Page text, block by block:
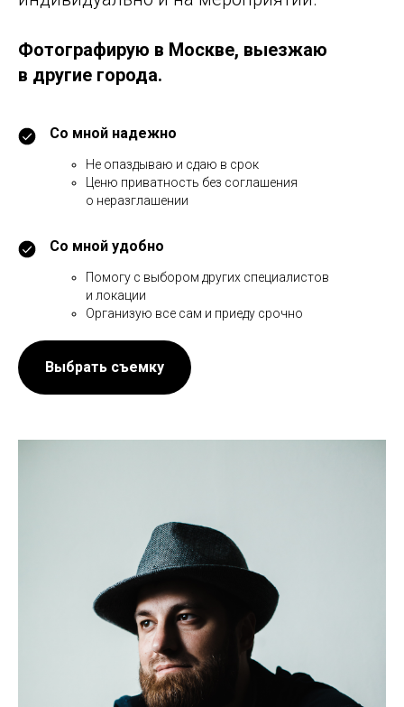
Фотографирую в Москве, выезжаю
в другие города.
Со мной надежно
Не опаздываю и сдаю в срок
Ценю приватность без соглашения
о неразглашении
Со мной удобно
Помогу с выбором других специалистов
и локации
Организую все сам и приеду срочно
Выбрать съемку